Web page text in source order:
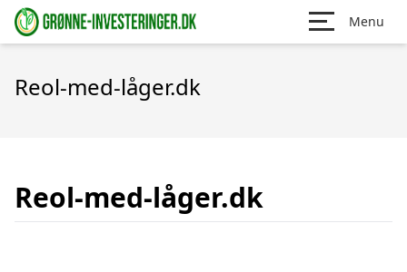
Menu
Reol-med-låger.dk
Reol-med-låger.dk